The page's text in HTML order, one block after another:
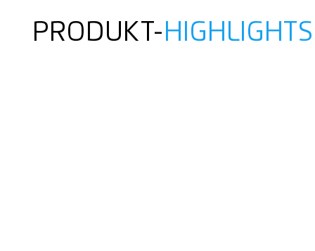
PRODUKT- HIGHLIGHTS